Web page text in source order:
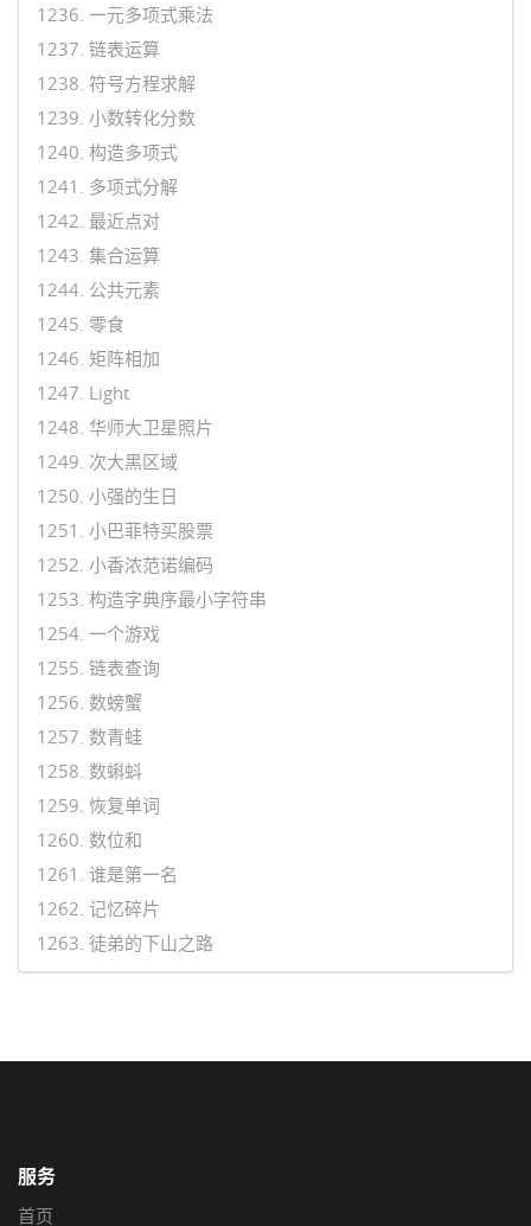
1236. 一元多项式乘法
1237. 链表运算
1238. 符号方程求解
1239. 小数转化分数
1240. 构造多项式
1241. 多项式分解
1242. 最近点对
1243. 集合运算
1244. 公共元素
1245. 零食
1246. 矩阵相加
1247. Light
1248. 华师大卫星照片
1249. 次大黑区域
1250. 小强的生日
1251. 小巴菲特买股票
1252. 小香浓范诺编码
1253. 构造字典序最小字符串
1254. 一个游戏
1255. 链表查询
1256. 数螃蟹
1257. 数青蛙
1258. 数蝌蚪
1259. 恢复单词
1260. 数位和
1261. 谁是第一名
1262. 记忆碎片
1263. 徒弟的下山之路
服务
首页